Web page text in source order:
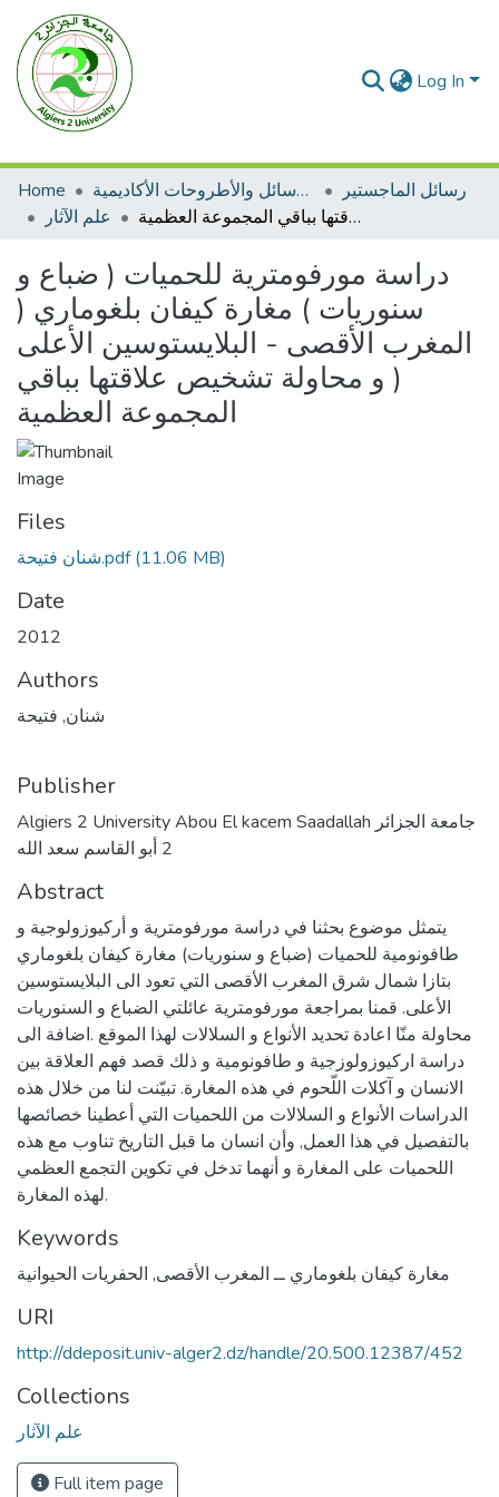
Log In
Home الرسائل والأطروحات الأكاديمية
رسائل الماجستير
علم الآثار
دراسة مورفومترية للحميات ( ضباع و سنوريات ) مغارة كيفان بلغوماري ( المغرب الأقصى - البلايستوسين الأعلى ( و محاولة تشخيص علاقتها بباقي المجموعة العظمية
دراسة مورفومترية للحميات ( ضباع و
سنوريات ) مغارة كيفان بلغوماري (
المغرب الأقصى - البلايستوسين الأعلى
( و محاولة تشخيص علاقتها بباقي
المجموعة العظمية
Files
شنان فتيحة.pdf(11.06 MB)
Date
2012
Authors
شنان, فتيحة
Publisher
Algiers 2 University Abou El kacem Saadallah جامعة الجزائر
2 أبو القاسم سعد الله
Abstract
يتمثل موضوع بحثنا في دراسة مورفومترية و أركيوزولوجية و
طافونومية للحميات (ضباع و سنوريات) مغارة كيفان بلغوماري
بتازا شمال شرق المغرب الأقصى التي تعود الى البلايستوسين
الأعلى. قمنا بمراجعة مورفومترية عائلتي الضباع و السنوريات
محاولة منّا اعادة تحديد الأنواع و السلالات لهذا الموقع .اضافة الى
دراسة اركيوزولوزجية و طافونومية و ذلك قصد فهم العلاقة بين
الانسان و آكلات اللّحوم في هذه المغارة. تبيّنت لنا من خلال هذه
الدراسات الأنواع و السلالات من اللحميات التي أعطينا خصائصها
بالتفصيل في هذا العمل, وأن انسان ما قبل التاريخ تناوب مع هذه
اللحميات على المغارة و أنهما تدخل في تكوين التجمع العظمي
لهذه المغارة.
Keywords
مغارة كيفان بلغوماري ــ المغرب الأقصى, الحفريات الحيوانية
URI
http://ddeposit.univ-alger2.dz/handle/20.500.12387/452
Collections
علم الآثار
Full item page